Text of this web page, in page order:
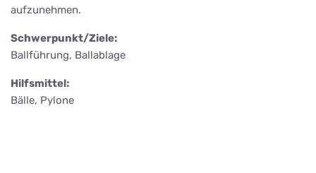
aufzunehmen.
Schwerpunkt/Ziele:
Ballführung, Ballablage
Hilfsmittel:
Bälle, Pylone